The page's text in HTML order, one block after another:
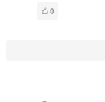
0